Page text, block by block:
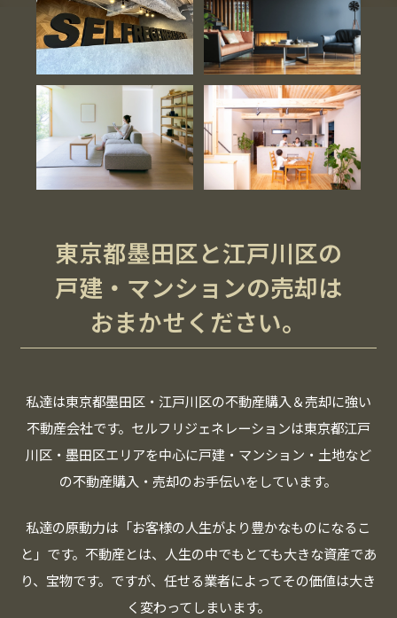
東京都墨田区と江戸川区の
戸建・マンションの売却は
おまかせください。
私達は東京都墨田区・江戸川区の不動産購入＆売却に強い
不動産会社です。 セルフリジェネレーションは東京都江戸
川区・墨田区エリアを中心に戸建・マンション・土地など
の不動産購入・売却のお手伝いをしています。
私達の原動力は「お客様の人生がより豊かなものになるこ
と」です。 不動産とは、人生の中でもとても大きな資産であ
り、宝物です。 ですが、任せる業者によってその価値は大き
く変わってしまいます。